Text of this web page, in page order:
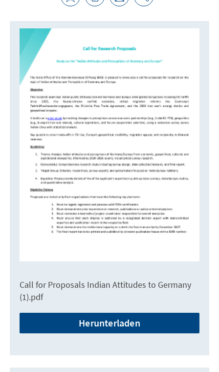
Call for Proposals Indian Attitudes to Germany
(1).pdf
Herunterladen